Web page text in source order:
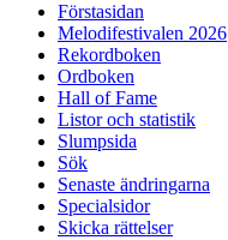
Förstasidan
Melodifestivalen 2026
Rekordboken
Ordboken
Hall of Fame
Listor och statistik
Slumpsida
Sök
Senaste ändringarna
Specialsidor
Skicka rättelser